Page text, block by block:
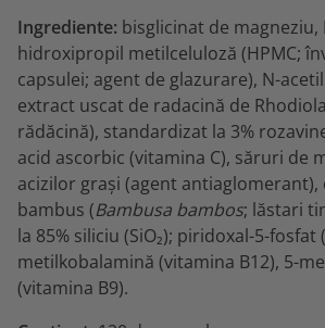
Ingrediente: bisglicinat de magneziu,
hidroxipropil metilceluloză (HPMC;
capsulei; agent de glazurare), N-
extract uscat de radacină de
rădăcină), standardizat la 3%
acid ascorbic (vitamina C), săruri de
acizilor grași (agent antiaglomerant),
bambus (Bambusa bambos; lăstari
la 85% siliciu (SiO₂); piridoxal-5-fosfat
metilkobalamină (vitamina B12), 5-
(vitamina B9).